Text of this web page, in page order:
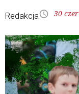
Redakcja 30